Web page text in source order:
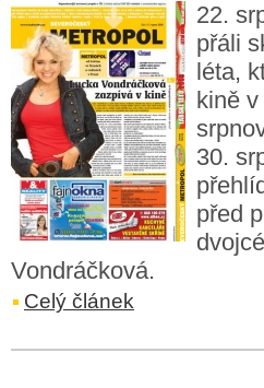
22.
přáli
léta,
kině
30.
před
Vondráčková.
Celý článek